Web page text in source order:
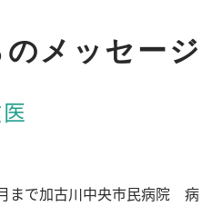
メッセージ
医
まで加古川中央市民病院 病